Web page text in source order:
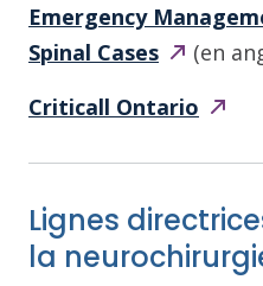
Emergency
Spinal Cases
(en
Criticall Ontario​
Lignes
la